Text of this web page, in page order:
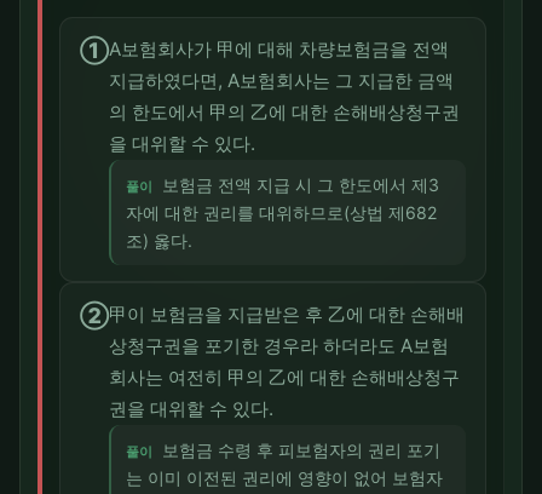
①A보험회사가 甲에 대해 차량보험금을 전액
지급하였다면, A보험회사는 그 지급한 금액
의 한도에서 甲의 乙에 대한 손해배상청구권
을 대위할 수 있다.
풀이
보험금 전액 지급 시 그 한도에서 제3
자에 대한 권리를 대위하므로(상법 제682
조) 옳다.
②甲이 보험금을 지급받은 후 乙에 대한 손해배
상청구권을 포기한 경우라 하더라도 A보험
회사는 여전히 甲의 乙에 대한 손해배상청구
권을 대위할 수 있다.
풀이
보험금 수령 후 피보험자의 권리 포기
는 이미 이전된 권리에 영향이 없어 보험자